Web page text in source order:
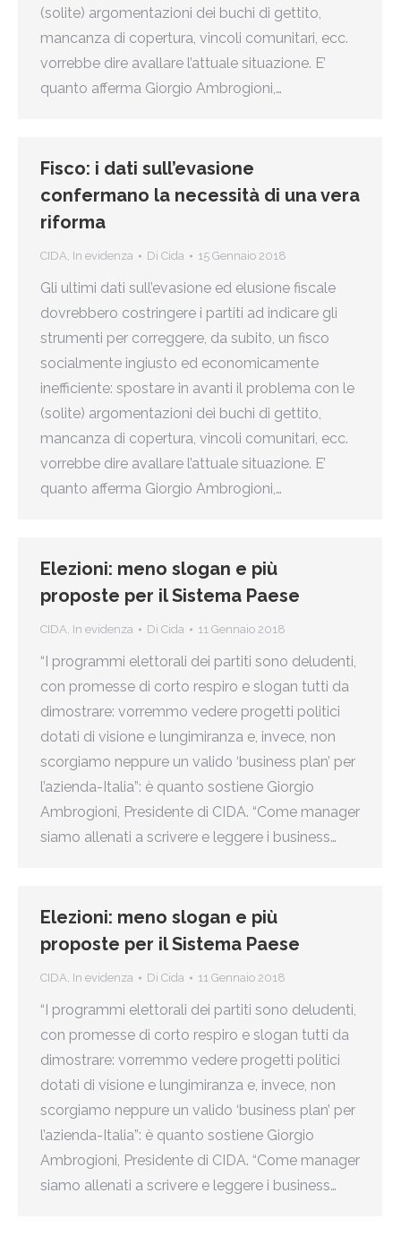
(solite) argomentazioni dei buchi di gettito,
mancanza di copertura, vincoli comunitari, ecc.
vorrebbe dire avallare l’attuale situazione. E’
quanto afferma Giorgio Ambrogioni,…
Fisco: i dati sull’evasione
confermano la necessità di una vera
riforma
CIDA, In evidenza Di Cida 15 Gennaio 2018
Gli ultimi dati sull’evasione ed elusione fiscale
dovrebbero costringere i partiti ad indicare gli
strumenti per correggere, da subito, un fisco
socialmente ingiusto ed economicamente
inefficiente: spostare in avanti il problema con le
(solite) argomentazioni dei buchi di gettito,
mancanza di copertura, vincoli comunitari, ecc.
vorrebbe dire avallare l’attuale situazione. E’
quanto afferma Giorgio Ambrogioni,…
Elezioni: meno slogan e più
proposte per il Sistema Paese
CIDA, In evidenza Di Cida 11 Gennaio 2018
“I programmi elettorali dei partiti sono deludenti,
con promesse di corto respiro e slogan tutti da
dimostrare: vorremmo vedere progetti politici
dotati di visione e lungimiranza e, invece, non
scorgiamo neppure un valido ‘business plan’ per
l’azienda-Italia”: è quanto sostiene Giorgio
Ambrogioni, Presidente di CIDA. “Come manager
siamo allenati a scrivere e leggere i business…
Elezioni: meno slogan e più
proposte per il Sistema Paese
CIDA, In evidenza Di Cida 11 Gennaio 2018
“I programmi elettorali dei partiti sono deludenti,
con promesse di corto respiro e slogan tutti da
dimostrare: vorremmo vedere progetti politici
dotati di visione e lungimiranza e, invece, non
scorgiamo neppure un valido ‘business plan’ per
l’azienda-Italia”: è quanto sostiene Giorgio
Ambrogioni, Presidente di CIDA. “Come manager
siamo allenati a scrivere e leggere i business…